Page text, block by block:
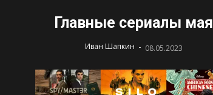
Главные сериалы мая
Иван Шапкин - 08.05.2023